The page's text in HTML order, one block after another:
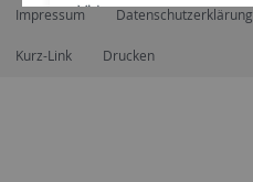
Impressum Datenschutzerklärung
Kurz-Link Drucken
Videos